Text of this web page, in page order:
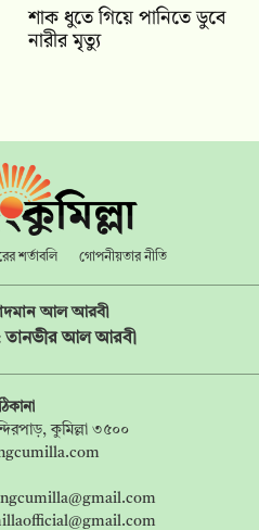
শাক ধুতে গিয়ে পানিতে ডুবে
নারীর মৃত্যু
শর্তাবলি গোপনীয়তার নীতি
আল আরবী
তানভীর আল আরবী
কুমিল্লা ৩৫০০